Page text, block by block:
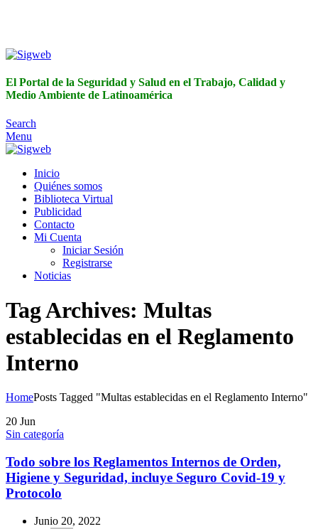
El Portal de la Seguridad y Salud en el Trabajo, Calidad y
Medio Ambiente de Latinoamérica
Search
Menu
Inicio
Quiénes somos
Biblioteca Virtual
Publicidad
Contacto
Mi Cuenta
Iniciar Sesión
Registrarse
Noticias
Tag Archives: Multas
establecidas en el Reglamento
Interno
HomePosts Tagged "Multas establecidas en el Reglamento Interno"
20 Jun
Sin categoría
Todo sobre los Reglamentos Internos de Orden,
Higiene y Seguridad, incluye Seguro Covid-19 y
Protocolo
Junio 20, 2022